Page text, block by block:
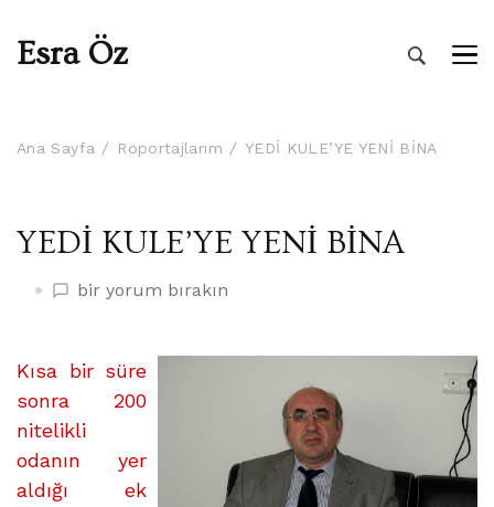
Esra Öz
Ana Sayfa Röportajlarım YEDİ KULE’YE YENİ BİNA
YEDİ KULE’YE YENİ BİNA
YEDİ
BİNA
üzerine
bir yorum bırakın
Kısa bir süre
sonra 200
nitelikli
odanın yer
aldığı ek